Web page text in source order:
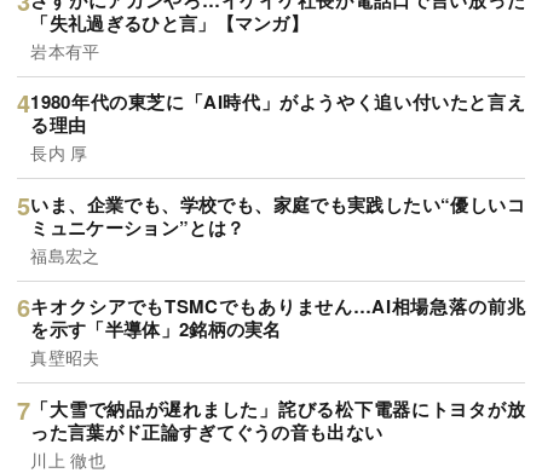
「失礼過ぎるひと言」【マンガ】
岩本有平
1980年代の東芝に「AI時代」がようやく追い付いたと言え
る理由
長内 厚
いま、企業でも、学校でも、家庭でも実践したい“優しいコ
ミュニケーション”とは？
福島宏之
キオクシアでもTSMCでもありません…AI相場急落の前兆
を示す「半導体」2銘柄の実名
真壁昭夫
「大雪で納品が遅れました」詫びる松下電器にトヨタが放
った言葉がド正論すぎてぐうの音も出ない
川上 徹也